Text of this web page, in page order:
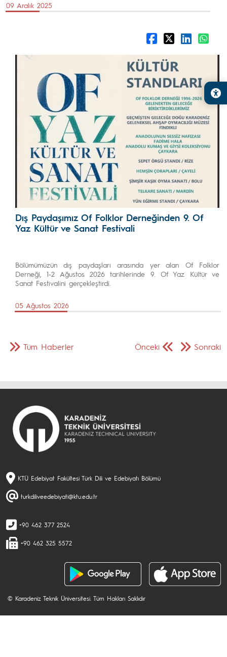
09 Aralık 2025
Dış Paydaşımız Of Folklor Derneğinden 9. Of
Yaz Kültür ve Sanat Festivali
Bölümümüzün dış paydaşları arasında yer alan Of Folklor
Derneği, 1-2 Ağustos 2026 tarihlerinde 9. Of Yaz Kültür ve
Sanat Festivalini gerçekleştirdi.
05 Ağustos 2026
Önceki Sonraki
Tüm Haberler
KTÜ Edebiyat Fakültesi Türk Dili ve Edebiyatı Bölümü
turkdiliveedebiyati@ktu.edu.tr
+90 462 377 2524
+90 462 325 5572
© Karadeniz Teknik Üniversitesi. Tüm Hakları Saklıdır